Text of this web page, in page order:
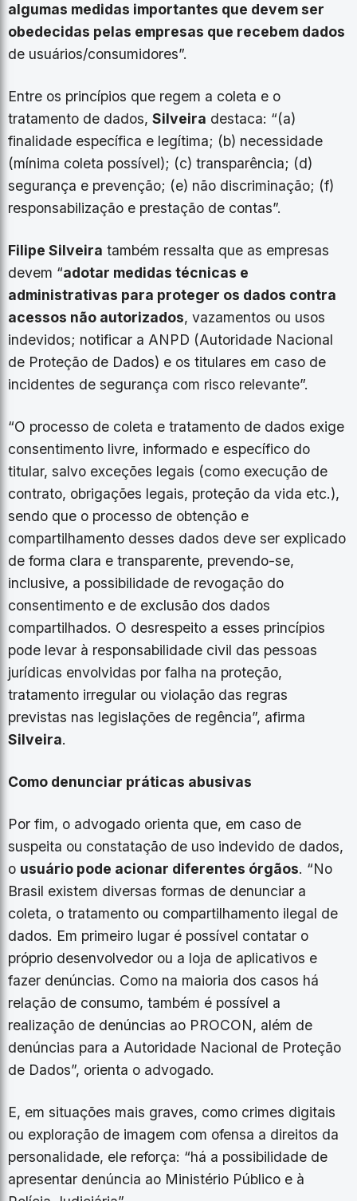
algumas medidas importantes que devem ser
obedecidas pelas empresas que recebem dados
de usuários/consumidores”.
Entre os princípios que regem a coleta e o
tratamento de dados, Silveira destaca: “(a)
finalidade específica e legítima; (b) necessidade
(mínima coleta possível); (c) transparência; (d)
segurança e prevenção; (e) não discriminação; (f)
responsabilização e prestação de contas”.
Filipe Silveira também ressalta que as empresas
devem “adotar medidas técnicas e
administrativas para proteger os dados contra
acessos não autorizados, vazamentos ou usos
indevidos; notificar a ANPD (Autoridade Nacional
de Proteção de Dados) e os titulares em caso de
incidentes de segurança com risco relevante”.
“O processo de coleta e tratamento de dados exige
consentimento livre, informado e específico do
titular, salvo exceções legais (como execução de
contrato, obrigações legais, proteção da vida etc.),
sendo que o processo de obtenção e
compartilhamento desses dados deve ser explicado
de forma clara e transparente, prevendo-se,
inclusive, a possibilidade de revogação do
consentimento e de exclusão dos dados
compartilhados. O desrespeito a esses princípios
pode levar à responsabilidade civil das pessoas
jurídicas envolvidas por falha na proteção,
tratamento irregular ou violação das regras
previstas nas legislações de regência”, afirma
Silveira.
Como denunciar práticas abusivas
Por fim, o advogado orienta que, em caso de
suspeita ou constatação de uso indevido de dados,
o usuário pode acionar diferentes órgãos. “No
Brasil existem diversas formas de denunciar a
coleta, o tratamento ou compartilhamento ilegal de
dados. Em primeiro lugar é possível contatar o
próprio desenvolvedor ou a loja de aplicativos e
fazer denúncias. Como na maioria dos casos há
relação de consumo, também é possível a
realização de denúncias ao PROCON, além de
denúncias para a Autoridade Nacional de Proteção
de Dados”, orienta o advogado.
E, em situações mais graves, como crimes digitais
ou exploração de imagem com ofensa a direitos da
personalidade, ele reforça: “há a possibilidade de
apresentar denúncia ao Ministério Público e à